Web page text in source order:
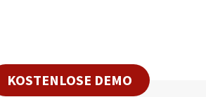
KOSTENLOSE DEMO